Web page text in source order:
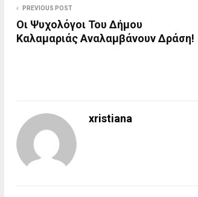
PREVIOUS POST
Οι Ψυχολόγοι Του Δήμου
Καλαμαριάς Αναλαμβάνουν Δράση!
xristiana